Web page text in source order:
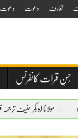
تعارف دعوت دعوت
حُسنِ قرات کانفرنس
حنیف ترجمہ قرآن کلاس 2023-05-01